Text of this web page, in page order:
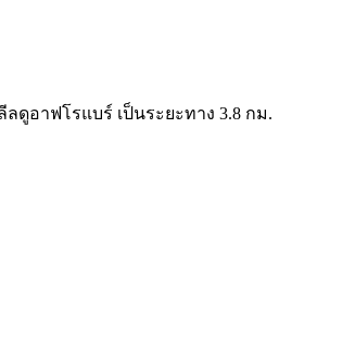
ดูอาฟโรแบร์ เป็นระยะทาง 3.8 กม.